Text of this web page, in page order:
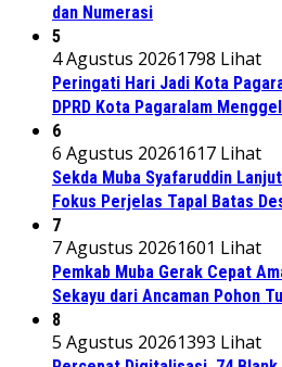
dan Numerasi
5
4 Agustus 20261798 Lihat
Peringati Hari Jadi Kota
DPRD Kota Pagaralam
6
6 Agustus 20261617 Lihat
Sekda Muba Syafaruddin
Fokus Perjelas Tapal Batas
7
7 Agustus 20261601 Lihat
Pemkab Muba Gerak Cepat
Sekayu dari Ancaman Pohon
8
5 Agustus 20261393 Lihat